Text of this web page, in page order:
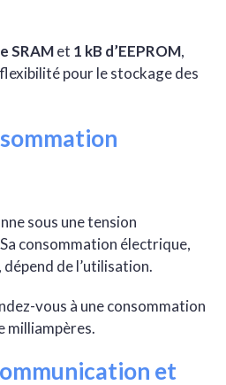
SRAMet 1 kB d’EEPROM,
pour le stockage des
sous une tension
consommation électrique,
de l’utilisation.
vous à une consommation
milliampères.
et